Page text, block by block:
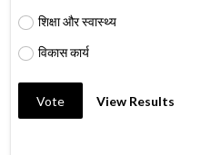
शिक्षा और स्वास्थ्य
विकास कार्य
Vote View Results